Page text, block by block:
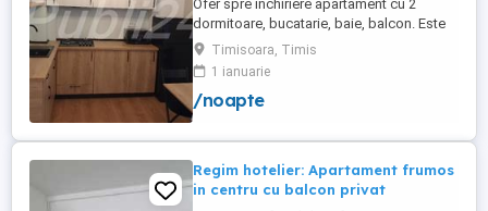
Ofer spre inchiriere apartament cu 2
dormitoare, bucatarie, baie, balcon. Este
complet utilat si mobilat nou, clima,
internet, tv, video interfon masina de
spalat haine, lenjerii, prosoape,
consumabile. In incinta complexului de
de joaca pentru copii. Apartamentul ...
Timisoara, Timis
1 ianuarie
/noapte
Regim hotelier: Apartament frumos
in centru cu balcon privat